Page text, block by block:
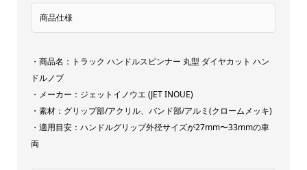
ー
ン
quantity
商品仕様
・商品名：トラック ハンドルスピンナー 丸型 ダイヤカット ハン
ドルノブ
・メーカー：ジェットイノウエ (JET INOUE)
・素材：グリップ部/アクリル、バンド部/アルミ(クロームメッキ)
・適用目安：ハンドルグリップ外径サイズが27mm〜33mmの車
両